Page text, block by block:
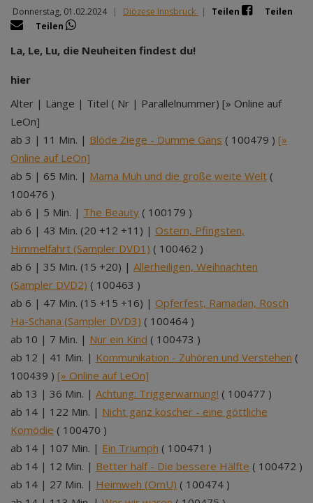
Donnerstag, 01.02.2024 | Diözese Innsbruck | Teilen
Teilen
Teilen
La, Le, Lu, die Neuheiten findest du!
hier
Alter | Länge | Titel ( Nr | Parallelnummer) [» Online auf
LeOn]
ab 3 | 11 Min. | Blöde Ziege - Dumme Gans ( 100479 ) [»
Online auf LeOn]
ab 5 | 65 Min. | Mama Muh und die große weite Welt (
100476 )
ab 6 | 5 Min. | The Beauty ( 100179 )
ab 6 | 43 Min. (20 +12 +11) | Ostern, Pfingsten,
Himmelfahrt (Sampler DVD1) ( 100462 )
ab 6 | 35 Min. (15 +20) | Allerheiligen, Weihnachten
(Sampler DVD2) ( 100463 )
ab 6 | 47 Min. (15 +15 +16) | Opferfest, Ramadan, Rosch
Ha-Schana (Sampler DVD3) ( 100464 )
ab 10 | 7 Min. | Nur ein Kind ( 100473 )
ab 12 | 41 Min. | Kommunikation - Zuhören und Verstehen (
100439 ) [» Online auf LeOn]
ab 13 | 36 Min. | Achtung: Triggerwarnung! ( 100477 )
ab 14 | 122 Min. | Nicht ganz koscher - eine göttliche
Komödie ( 100470 )
ab 14 | 107 Min. | Ein Triumph ( 100471 )
ab 14 | 12 Min. | Better half - Die bessere Hälfte ( 100472 )
ab 14 | 27 Min. | Heimweh (OmU) ( 100474 )